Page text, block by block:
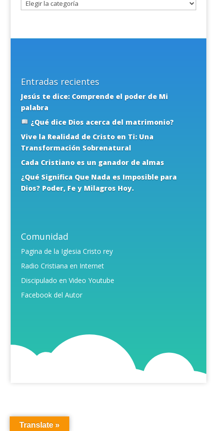
Entradas recientes
Jesús te dice: Comprende el poder de Mi
palabra
¿Qué dice Dios acerca del matrimonio?
Vive la Realidad de Cristo en Ti: Una
Transformación Sobrenatural
Cada Cristiano es un ganador de almas
¿Qué Significa Que Nada es Imposible para
Dios? Poder, Fe y Milagros Hoy.
Comunidad
Pagina de la Iglesia Cristo rey
Radio Cristiana en Internet
Discipulado en Video Youtube
Facebook del Autor
Translate »